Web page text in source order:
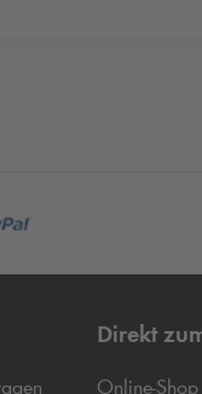
Direkt
Online-Shop